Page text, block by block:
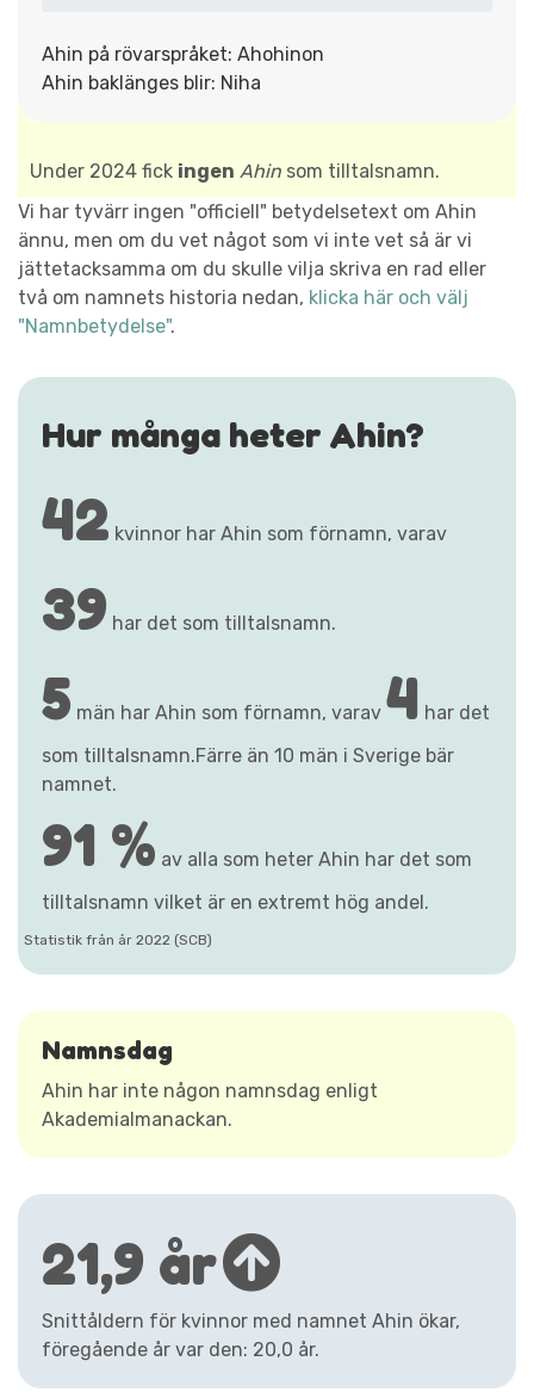
Ahin på rövarspråket: Ahohinon
Ahin baklänges blir: Niha
Under 2024 fick ingen Ahin som tilltalsnamn.
Vi har tyvärr ingen "officiell" betydelsetext om Ahin
ännu, men om du vet något som vi inte vet så är vi
jättetacksamma om du skulle vilja skriva en rad eller
två om namnets historia nedan, klicka här och välj
"Namnbetydelse".
Hur många heter Ahin?
42 kvinnor har Ahin som förnamn, varav
39 har det som tilltalsnamn.
5 män har Ahin som förnamn, varav 4 har det
som tilltalsnamn.Färre än 10 män i Sverige bär
namnet.
91 % av alla som heter Ahin har det som
tilltalsnamn vilket är en extremt hög andel.
Statistik från år 2022 (SCB)
Namnsdag
Ahin har inte någon namnsdag enligt
Akademialmanackan.
21,9 år
Snittåldern för kvinnor med namnet Ahin ökar,
föregående år var den: 20,0 år.